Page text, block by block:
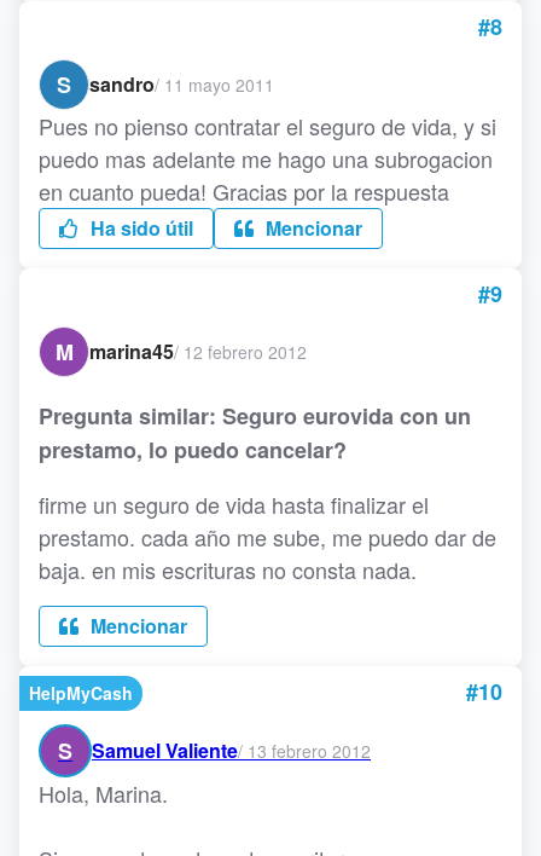
#8
S
sandro/ 11 mayo 2011
Pues no pienso contratar el seguro de vida, y si
puedo mas adelante me hago una subrogacion
en cuanto pueda! Gracias por la respuesta
Ha sido útil Mencionar
#9
M
marina45/ 12 febrero 2012
Pregunta similar: Seguro eurovida con un
prestamo, lo puedo cancelar?
firme un seguro de vida hasta finalizar el
prestamo. cada año me sube, me puedo dar de
baja. en mis escrituras no consta nada.
Mencionar
HelpMyCash
#10
S
Samuel Valiente/ 13 febrero 2012
Hola, Marina.